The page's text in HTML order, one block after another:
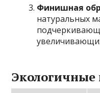
Финишная
натуральных
Экологичные